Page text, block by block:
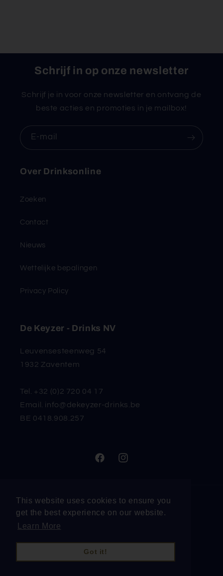
This website uses cookies to ensure you
get the best experience on our website.
Learn More
Got it!
Schrijf in op onze newsletter
Schrijf je in voor onze newsletter en ontvang de
beste acties en promoties in je mailbox!
E‑mail
Over Drinksonline
Zoeken
Contact
Nieuws
Wettelijke bepalingen
Privacy Policy
De Keyzer - Drinks NV
Leuvensesteenweg 54
1932 Zaventem
Tel. +32 (0)2 720 04 17
Email. info@dekeyzer-drinks.be
BE 0418.908.257
FacebookInstagram